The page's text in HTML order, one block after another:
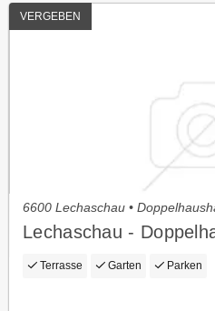
VERGEBEN
6600 Lechaschau •
Lechaschau -
Terrasse Garten Parken